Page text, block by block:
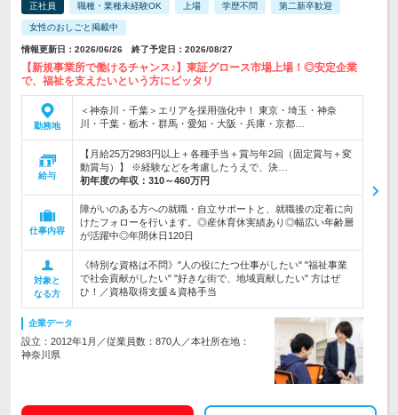
正社員 職種・業種未経験OK 上場 学歴不問 第二新卒歓迎
女性のおしごと掲載中
情報更新日：2026/06/26 終了予定日：2026/08/27
【新規事業所で働けるチャンス♪】東証グロース市場上場！◎安定企業
で、福祉を支えたいという方にピッタリ
勤務地
＜神奈川・千葉＞エリアを採用強化中！ 東京・埼玉・神奈
川・千葉・栃木・群馬・愛知・大阪・兵庫・京都…
給与
【月給25万2983円以上＋各種手当＋賞与年2回（固定賞与＋変
動賞与）】 ※経験などを考慮したうえで、決…
初年度の年収： 310～460万円
仕事内容
障がいのある方への就職・自立サポートと、就職後の定着に向
けたフォローを行います。◎産休育休実績あり◎幅広い年齢層
が活躍中◎年間休日120日
対象と
なる方
《特別な資格は不問》"人の役にたつ仕事がしたい" "福祉事業
で社会貢献がしたい" "好きな街で、地域貢献したい" 方はぜ
ひ！／資格取得支援＆資格手当
企業データ
設立：2012年1月／従業員数：870人／本社所在地：
神奈川県